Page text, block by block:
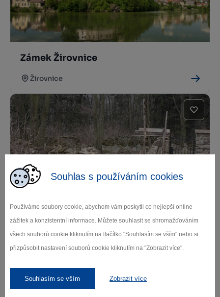
Souhlas s používáním cookies
Používáme soubory cookie, abychom vám poskytli co nejlepší online
zážitek a konzistentní informace. Můžete souhlasit se shromažďováním
všech souborů cookie kliknutím na tlačítko "Souhlasím se vším" nebo si
přizpůsobit nastavení souborů cookie kliknutím na "Zobrazit více".
Souhlasím se vším Zobrazit více
Zámek Žirovnice
Žirovnice
Židovská čtvrť Černovice
Černovice